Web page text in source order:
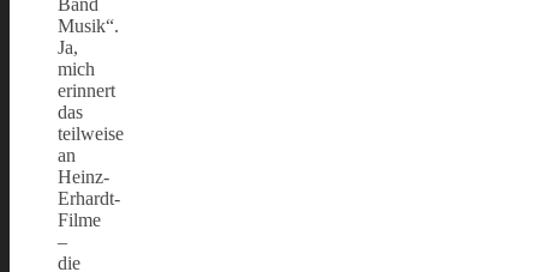
Musik“.
Ja,
mich
erinnert
das
teilweise
an
Heinz-
Erhardt-
Filme
–
die